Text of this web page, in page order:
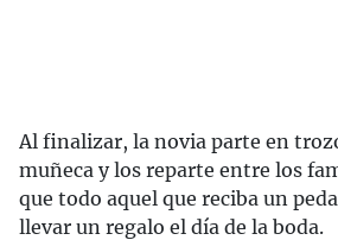
Al finalizar, la novia parte en
muñeca y los reparte entre los
que todo aquel que reciba un
llevar un regalo el día de la boda.